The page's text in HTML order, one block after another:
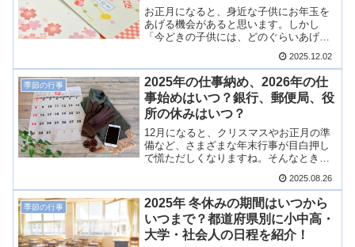
お正月になると、身近な子供にお年玉を
あげる機会があると思います。しかし
「今どきの子供には、どのぐらいあげて
いいのか分からない」と思う方もいるの
ではないでしょうか？2024年、2025年の
大手銀行などの調べによるデータを集計
し、最新のお年玉の平均相場を調べまし
た。
2025.12.02
季節の行事
2025年の仕事納め、2026年の仕
事始めはいつ？銀行、郵便局、役
所の休みはいつ？
12月になると、クリスマスやお正月の準
備など、さまざまな年末行事が目白押し
で慌ただしくなりますね。そんなときに
始め」ですが、その年によって日にちが
違う場合があるので、早めに知っておき
たいですね。今回は、2025年の仕事納
め、2026年の仕事始めの日程についてご
紹介します。
2025.08.26
季節の行事
2025年 冬休みの期間はいつから
いつまで？都道府県別に小中高・
大学・社会人の日程を紹介！